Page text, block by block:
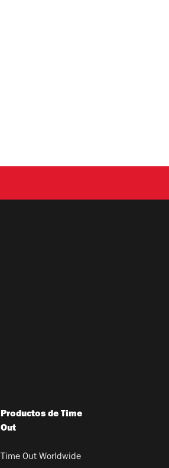
Productos de Time
Out
Time Out Worldwide